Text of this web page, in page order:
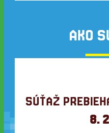
AKO
SÚŤAŽ
8.